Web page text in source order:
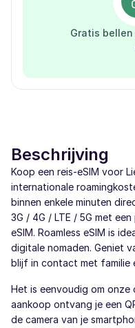
Gratis
Beschrijving
Koop een reis-eSIM voor
internationale
binnen enkele minuten
3G / 4G / LTE / 5G met
eSIM. Roamless eSIM is
digitale nomaden. Geniet
blijf in contact met familie
Het is eenvoudig om onze
aankoop ontvang je een
de camera van je